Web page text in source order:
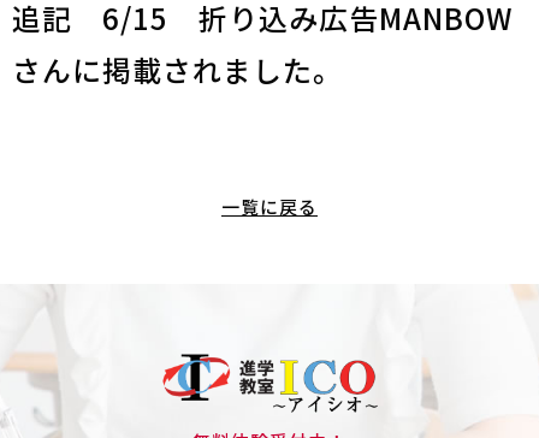
追記 6/15 折り込み広告MANBOW
さんに掲載されました。
一覧に戻る